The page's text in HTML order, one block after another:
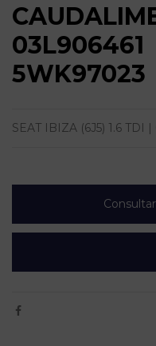
03L906461
5WK97023
SEAT IBIZA (6J5) 1.6 TDI